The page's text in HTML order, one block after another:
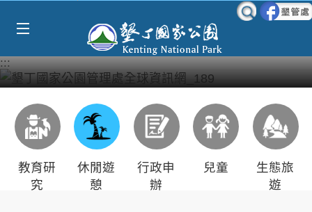
:::
教育研
究
休閒遊
憩
行政申
辦
兒童
生態旅
遊